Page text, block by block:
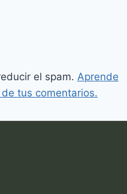
el spam. Aprende
tus comentarios.